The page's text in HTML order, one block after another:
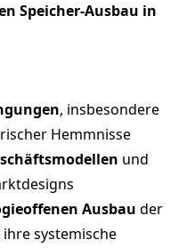
Speicher-Ausbau in
, insbesondere
Hemmnisse
und
Ausbau der
systemische